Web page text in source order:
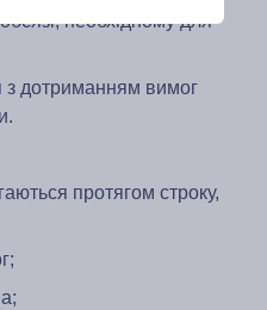
необхідному для
з дотриманням вимог
протягом строку,